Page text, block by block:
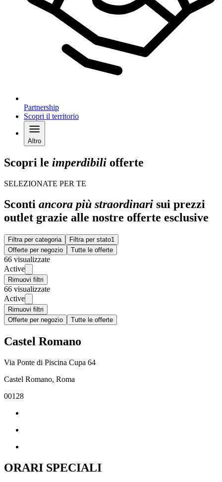
Partnership
Scopri il territorio
Altro
Scopri le imperdibili offerte
SELEZIONATE PER TE
Sconti ancora più straordinari sui prezzi
outlet grazie alle nostre offerte esclusive
Filtra per categoria Filtra per stato1
Offerte per negozio
Tutte le offerte
66 visualizzate
Active
Rimuovi filtri
66 visualizzate
Active
Rimuovi filtri
Offerte per negozio
Tutte le offerte
Castel Romano
Via Ponte di Piscina Cupa 64
Castel Romano, Roma
00128
ORARI SPECIALI